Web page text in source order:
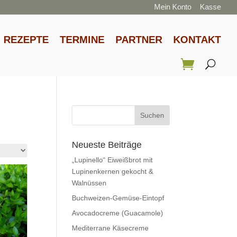
Mein Konto Kasse
REZEPTE TERMINE PARTNER KONTAKT
Neueste Beiträge
„Lupinello“ Eiweißbrot mit
Lupinenkernen gekocht &
Walnüssen
Buchweizen-Gemüse-Eintopf
Avocadocreme (Guacamole)
Mediterrane Käsecreme